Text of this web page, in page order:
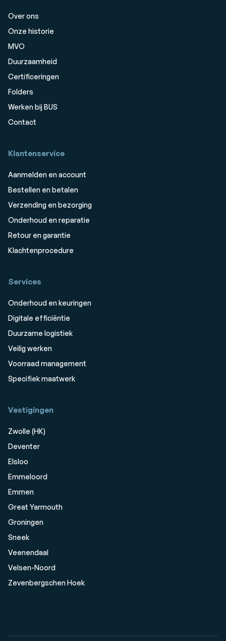
Over ons
Onze historie
MVO
Duurzaamheid
Certificeringen
Folders
Werken bij BUS
Contact
Klantenservice
Aanmelden en account
Bestellen en betalen
Verzending en bezorging
Onderhoud en reparatie
Retour en garantie
Klachtenprocedure
Services
Onderhoud en keuringen
Digitale efficiëntie
Duurzame logistiek
Veilig werken
Voorraad management
Specifiek maatwerk
Vestigingen
Zwolle (HK)
Deventer
Elsloo
Emmeloord
Emmen
Great Yarmouth
Groningen
Sneek
Veenendaal
Velsen-Noord
Zevenbergschen Hoek